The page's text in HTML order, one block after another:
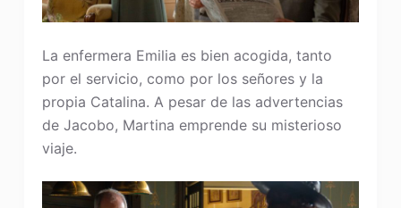
La enfermera Emilia es bien acogida, tanto
por el servicio, como por los señores y la
propia Catalina. A pesar de las advertencias
de Jacobo, Martina emprende su misterioso
viaje.